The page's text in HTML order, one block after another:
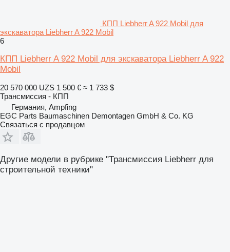
КПП Liebherr A 922 Mobil для
экскаватора Liebherr A 922 Mobil
6
КПП Liebherr A 922 Mobil для экскаватора Liebherr A 922
Mobil
20 570 000 UZS 1 500 € ≈ 1 733 $
Трансмиссия - КПП
Германия, Ampfing
EGC Parts Baumaschinen Demontagen GmbH & Co. KG
Связаться с продавцом
Другие модели в рубрике "Трансмиссия Liebherr для
строительной техники"